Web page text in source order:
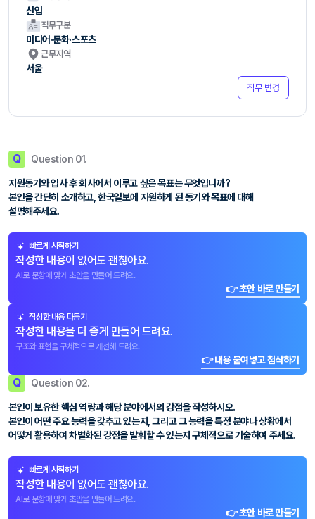
신입
직무구분
미디어·문화·스포츠
근무지역
서울
직무 변경
Q Question 01.
지원동기와 입사 후 회사에서 이루고 싶은 목표는 무엇입니까?
본인을 간단히 소개하고, 한국일보에 지원하게 된 동기와 목표에 대해
설명해주세요.
빠르게 시작하기
작성한 내용이 없어도 괜찮아요.
AI로 문항에 맞게 초안을 만들어 드려요.
👉 초안 바로 만들기
작성한 내용 다듬기
작성한 내용을 더 좋게 만들어 드려요.
구조와 표현을 구체적으로 개선해 드려요.
👉 내용 붙여넣고 첨삭하기
Q Question 02.
본인이 보유한 핵심 역량과 해당 분야에서의 강점을 작성하시오.
본인이 어떤 주요 능력을 갖추고 있는지, 그리고 그 능력을 특정 분야나 상황에서
어떻게 활용하여 차별화된 강점을 발휘할 수 있는지 구체적으로 기술하여 주세요.
빠르게 시작하기
작성한 내용이 없어도 괜찮아요.
AI로 문항에 맞게 초안을 만들어 드려요.
👉 초안 바로 만들기